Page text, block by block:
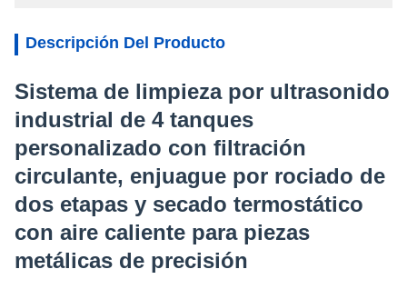
Descripción Del Producto
Sistema de limpieza por ultrasonido
industrial de 4 tanques
personalizado con filtración
circulante, enjuague por rociado de
dos etapas y secado termostático
con aire caliente para piezas
metálicas de precisión